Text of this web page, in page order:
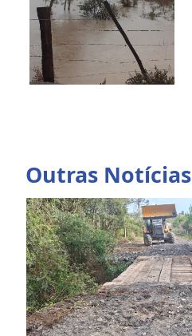
Outras Notícias